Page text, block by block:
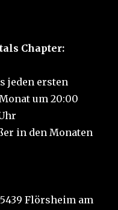
Chapter:
jeden ersten
um 20:00
in den Monaten
Flörsheim am